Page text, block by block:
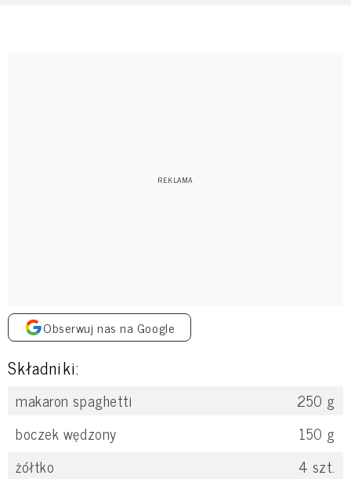
Obserwuj nas na Google
Składniki:
makaron spaghetti 250 g
boczek wędzony
150 g
żółtko
4 szt.